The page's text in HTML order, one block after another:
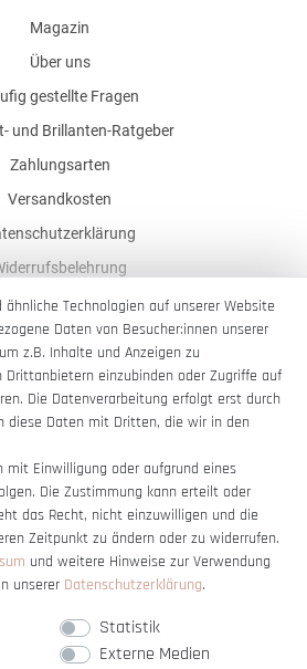
Magazin
Über uns
gestellte Fragen
und Brillanten-Ratgeber
Zahlungsarten
Versandkosten
AGB
Impressum
Vertrag widerrufen
Technologien auf unserer Website
Daten von Besucher:innen unserer
z.B. Inhalte und Anzeigen zu
Drittanbietern einzubinden oder Zugriffe auf
Die Datenverarbeitung erfolgt erst durch
diese Daten mit Dritten, die wir in den
mit Einwilligung oder aufgrund eines
Die Zustimmung kann erteilt oder
das Recht, nicht einzuwilligen und die
Zeitpunkt zu ändern oder zu widerrufen.
und weitere Hinweise zur Verwendung
unserer Daten­schutz­erklärung.
Statistik
Externe Medien